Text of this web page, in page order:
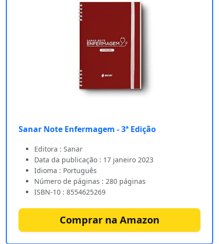
Sanar Note Enfermagem - 3ª Edição
Editora : Sanar
Data da publicação : 17 janeiro 2023
Idioma : Português
Número de páginas : 280 páginas
ISBN-10 : 8554625269
Comprar na Amazon